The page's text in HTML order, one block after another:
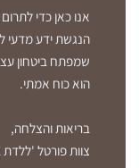
אנו כאן כדי
הנגשת ידע מדעי
שמפתח ביטחון
הוא כוח אמתי.
בריאות והצלחה,
צוות פורטל